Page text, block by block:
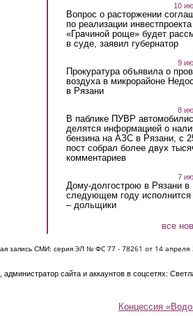
10
Вопрос о расторжении
по реализации
«Грачиной роще» будет
в суде, заявил губернатор
9
Прокуратура объявила о
воздуха в микрорайоне
в Рязани
8
В паблике ПУВР
делятся информацией о
бензина на АЗС в Рязани, с
пост собрал более двух
комментариев
7
Дому-долгострою в Рязани в
следующем году исполнится
– дольщики
все
запись СМИ: серия ЭЛ № ФС 77 - 78261 от 14 апреля
сайта и аккаунтов в соцсетях:
Концессия